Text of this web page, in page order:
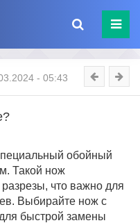
- 05:43
обойный
Такой нож
что важно для
Выбирайте нож с
быстрой замены